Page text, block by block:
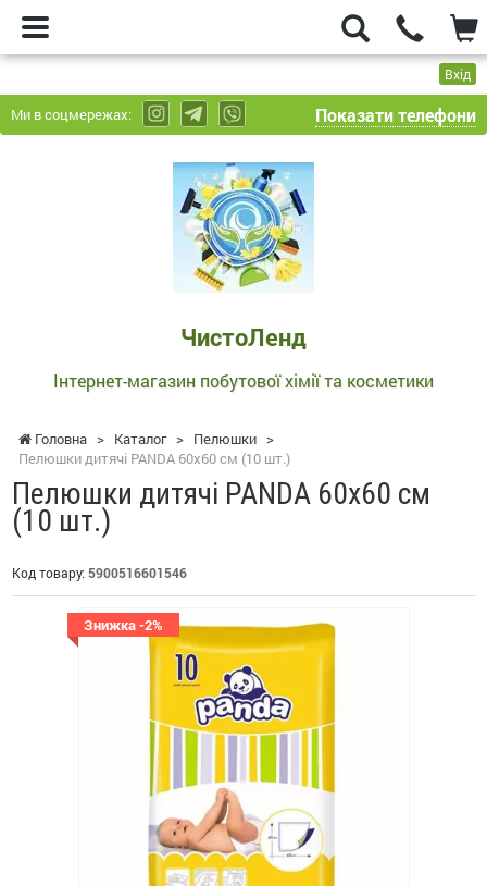
Вхід
Ми в соцмережах: Показати телефони
ЧистоЛенд
Інтернет-магазин побутової хімії та косметики
Головна > Каталог > Пелюшки >
Пелюшки дитячі PANDA 60x60 см (10 шт.)
Пелюшки дитячі PANDA 60x60 см
(10 шт.)
Код товару: 5900516601546
Знижка -2%